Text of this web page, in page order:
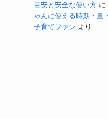
目安と安全な使い方 に
ゃんに使える時期・量
子育てファン より